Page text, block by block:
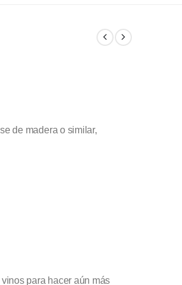
de madera o similar,
para hacer aún más